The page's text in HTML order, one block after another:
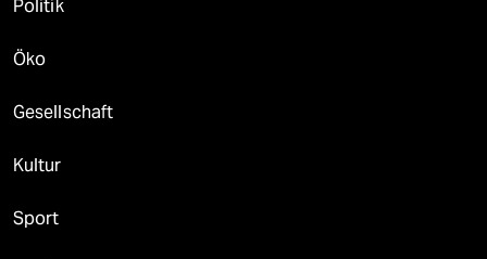
Politik
Öko
Gesellschaft
Kultur
Sport